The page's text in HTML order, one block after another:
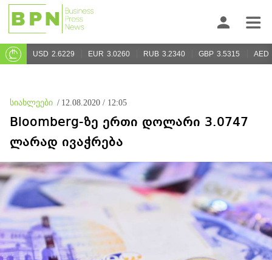
USD 2.6229 EUR 3.0260 RUB 3.2340 GBP 3.5315 AED
სიახლეები / 12.08.2020 / 12:05
Bloomberg-ზე ერთი დოლარი 3.0747
ლარად ივაჭრება